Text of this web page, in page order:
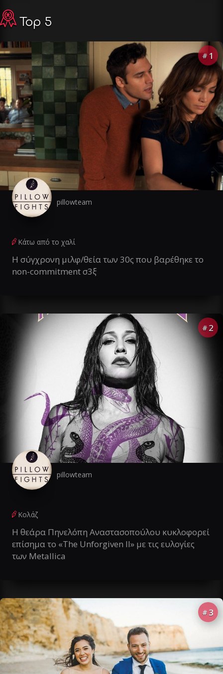
Top 5
# 1
pillowteam
Κάτω από το χαλί
Η σύγχρονη μιλφ/θεία των 30ς που βαρέθηκε το
non-commitment σ3ξ
# 2
pillowteam
Κολάζ
Η θεάρα Πηνελόπη Αναστασοπούλου κυκλοφορεί
επίσημα το «The Unforgiven II» με τις ευλογίες
των Metallica
# 3